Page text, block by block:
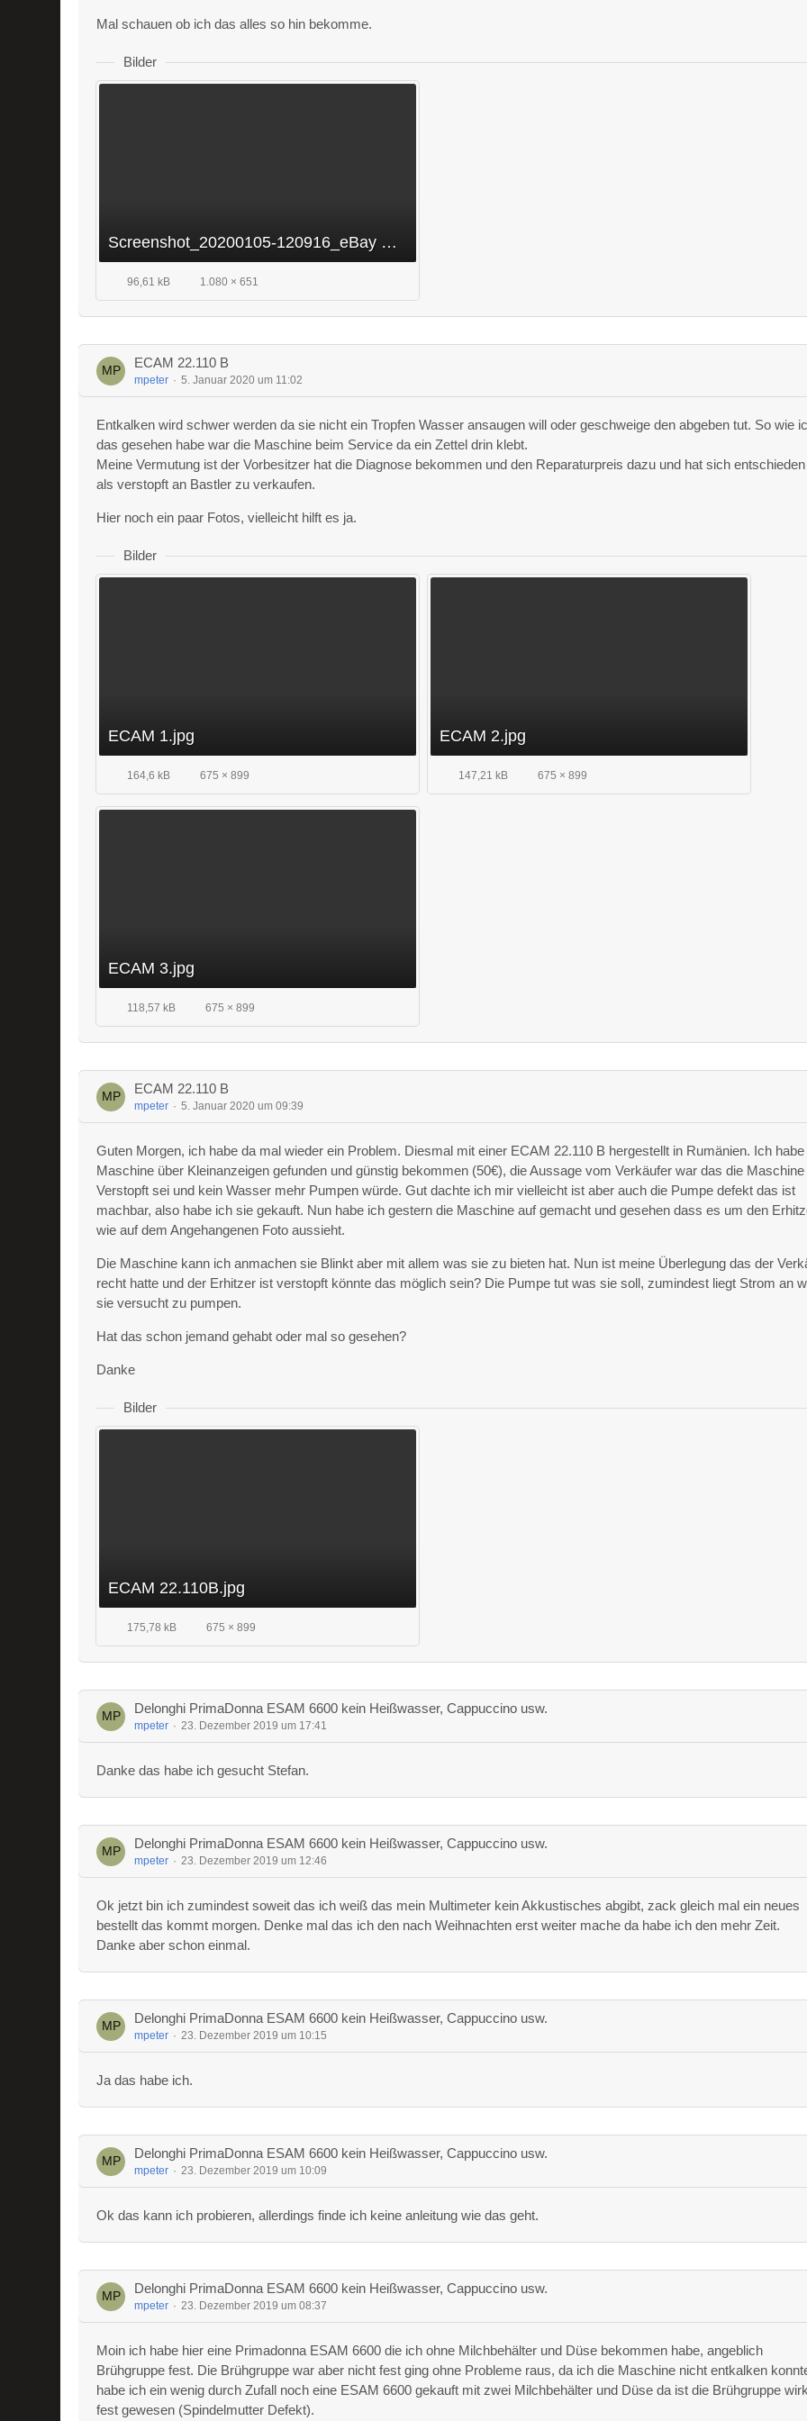
Mal schauen ob ich das alles so hin bekomme.
Bilder
Screenshot_20200105-120916_eBay Kleinanzeigen1.jpg
96,61 kB 1.080 × 651
ECAM 22.110 B
mpeter 5. Januar 2020 um 11:02
Entkalken wird schwer werden da sie nicht ein Tropfen Wasser ansaugen will oder geschweige den abgeben tut. So wie
das gesehen habe war die Maschine beim Service da ein Zettel drin klebt.
Meine Vermutung ist der Vorbesitzer hat die Diagnose bekommen und den Reparaturpreis dazu und hat sich
als verstopft an Bastler zu verkaufen.
Hier noch ein paar Fotos, vielleicht hilft es ja.
Bilder
ECAM 1.jpg
164,6 kB 675 × 899
ECAM 2.jpg
147,21 kB 675 × 899
ECAM 3.jpg
118,57 kB 675 × 899
ECAM 22.110 B
mpeter 5. Januar 2020 um 09:39
Guten Morgen, ich habe da mal wieder ein Problem. Diesmal mit einer ECAM 22.110 B hergestellt in Rumänien. Ich habe
Maschine über Kleinanzeigen gefunden und günstig bekommen (50€), die Aussage vom Verkäufer war das die Maschine
Verstopft sei und kein Wasser mehr Pumpen würde. Gut dachte ich mir vielleicht ist aber auch die Pumpe defekt das ist
machbar, also habe ich sie gekauft. Nun habe ich gestern die Maschine auf gemacht und gesehen dass es um den
wie auf dem Angehangenen Foto aussieht.
Die Maschine kann ich anmachen sie Blinkt aber mit allem was sie zu bieten hat. Nun ist meine Überlegung das der
recht hatte und der Erhitzer ist verstopft könnte das möglich sein? Die Pumpe tut was sie soll, zumindest liegt Strom an
sie versucht zu pumpen.
Hat das schon jemand gehabt oder mal so gesehen?
Danke
Bilder
ECAM 22.110B.jpg
175,78 kB 675 × 899
Delonghi PrimaDonna ESAM 6600 kein Heißwasser, Cappuccino usw.
mpeter 23. Dezember 2019 um 17:41
Danke das habe ich gesucht Stefan.
Delonghi PrimaDonna ESAM 6600 kein Heißwasser, Cappuccino usw.
mpeter 23. Dezember 2019 um 12:46
Ok jetzt bin ich zumindest soweit das ich weiß das mein Multimeter kein Akkustisches abgibt, zack gleich mal ein neues
bestellt das kommt morgen. Denke mal das ich den nach Weihnachten erst weiter mache da habe ich den mehr Zeit.
Danke aber schon einmal.
Delonghi PrimaDonna ESAM 6600 kein Heißwasser, Cappuccino usw.
mpeter 23. Dezember 2019 um 10:15
Ja das habe ich.
Delonghi PrimaDonna ESAM 6600 kein Heißwasser, Cappuccino usw.
mpeter 23. Dezember 2019 um 10:09
Ok das kann ich probieren, allerdings finde ich keine anleitung wie das geht.
Delonghi PrimaDonna ESAM 6600 kein Heißwasser, Cappuccino usw.
mpeter 23. Dezember 2019 um 08:37
Moin ich habe hier eine Primadonna ESAM 6600 die ich ohne Milchbehälter und Düse bekommen habe, angeblich
Brühgruppe fest. Die Brühgruppe war aber nicht fest ging ohne Probleme raus, da ich die Maschine nicht entkalken
habe ich ein wenig durch Zufall noch eine ESAM 6600 gekauft mit zwei Milchbehälter und Düse da ist die Brühgruppe
fest gewesen (Spindelmutter Defekt).